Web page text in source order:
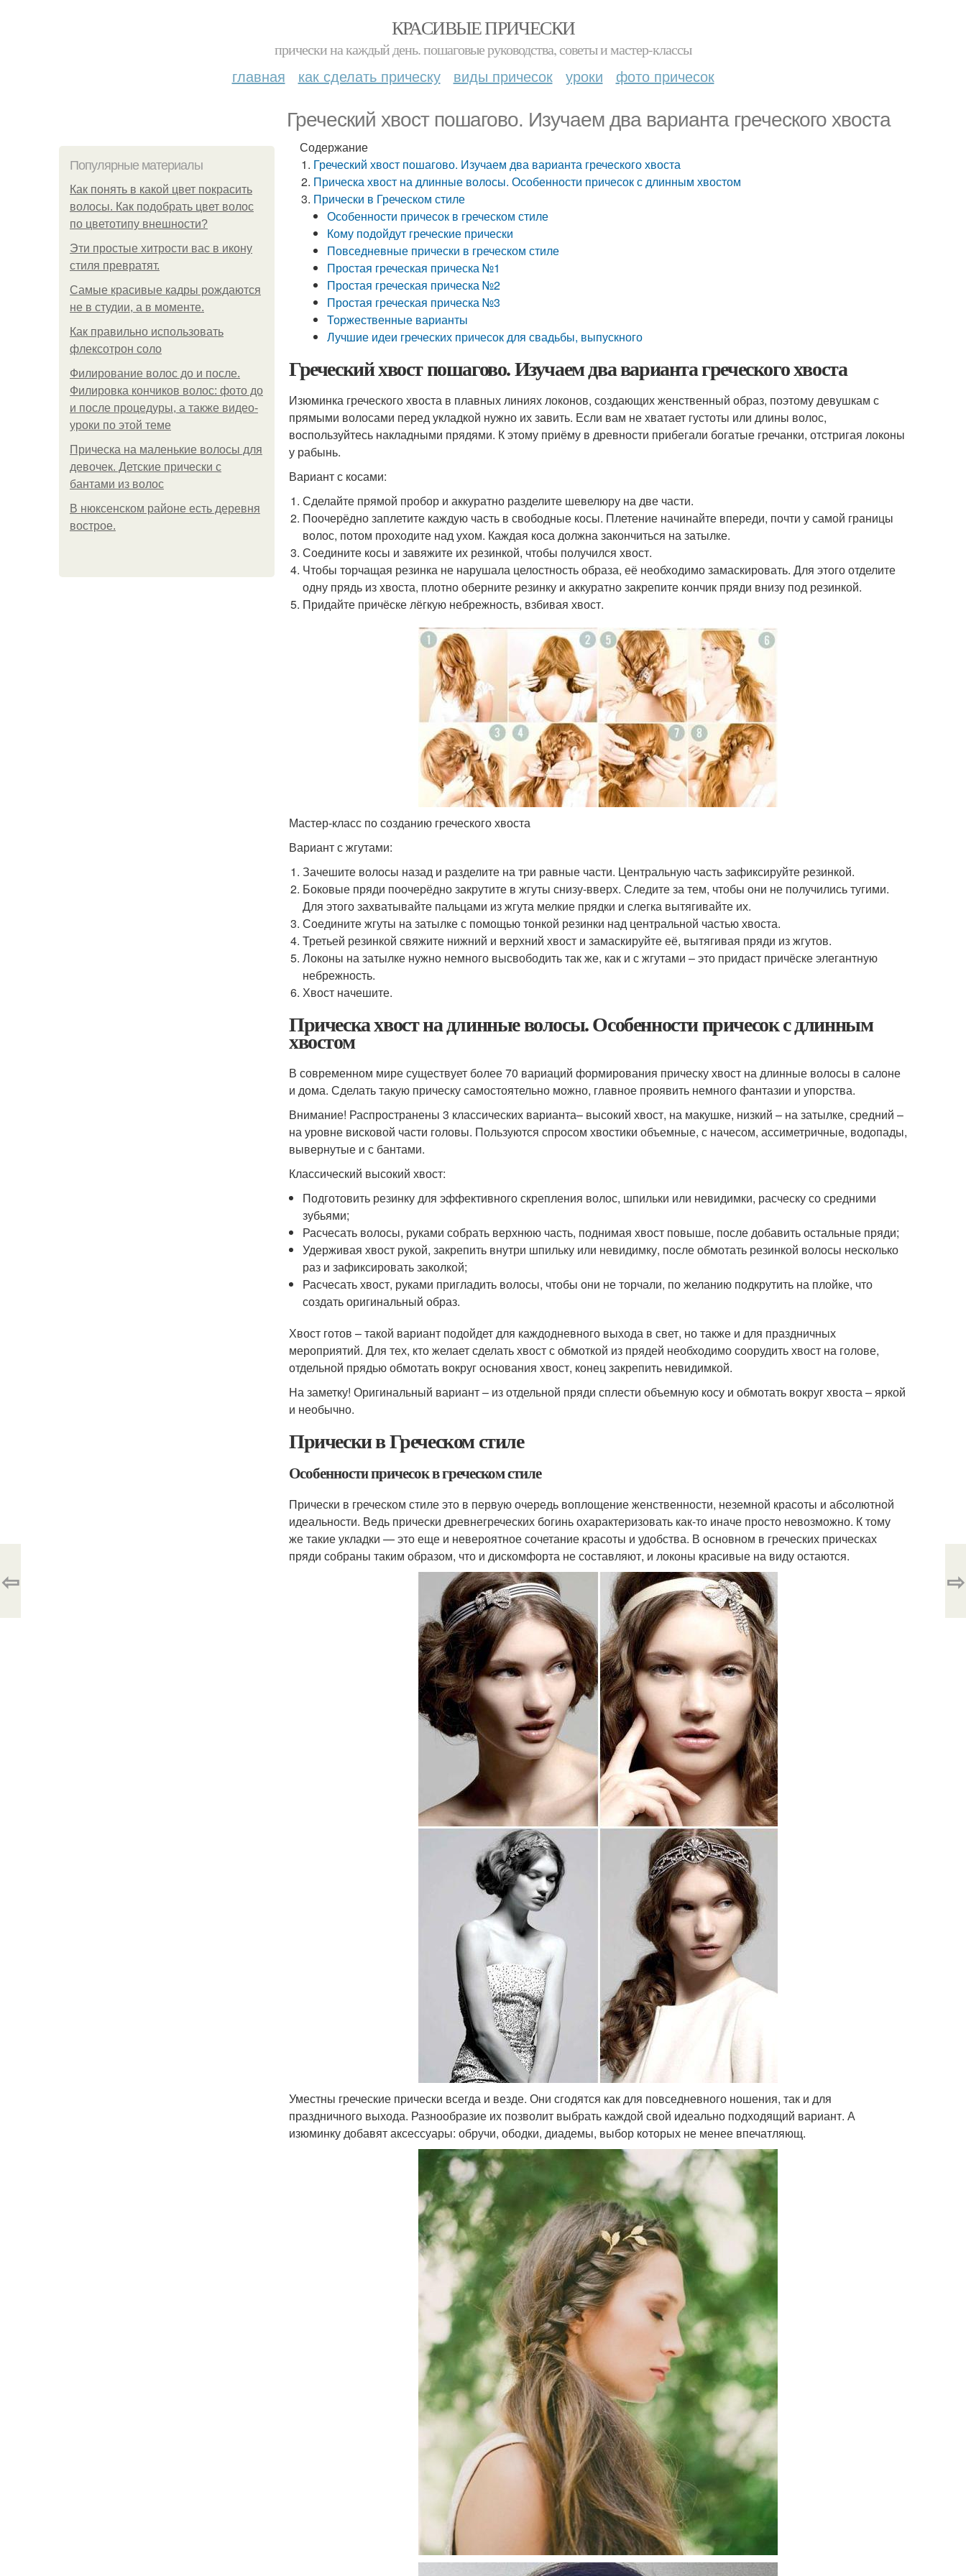
КРАСИВЫЕ ПРИЧЕСКИ
прически на каждый день. пошаговые руководства, советы и мастер-классы
главная как сделать прическу виды причесок уроки фото причесок
Греческий хвост пошагово. Изучаем два варианта греческого хвоста
Популярные материалы
Как понять в какой цвет покрасить
волосы. Как подобрать цвет волос
по цветотипу внешности?
Эти простые хитрости вас в икону
стиля превратят.
Самые красивые кадры рождаются
не в студии, а в моменте.
Как правильно использовать
флексотрон соло
Филирование волос до и после.
Филировка кончиков волос: фото до
и после процедуры, а также видео-
уроки по этой теме
Прическа на маленькие волосы для
девочек. Детские прически с
бантами из волос
В нюксенском районе есть деревня
вострое.
Содержание
Греческий хвост пошагово. Изучаем два варианта греческого хвоста
Прическа хвост на длинные волосы. Особенности причесок с длинным хвостом
Прически в Греческом стиле
Особенности причесок в греческом стиле
Кому подойдут греческие прически
Повседневные прически в греческом стиле
Простая греческая прическа №1
Простая греческая прическа №2
Простая греческая прическа №3
Торжественные варианты
Лучшие идеи греческих причесок для свадьбы, выпускного
Греческий хвост пошагово. Изучаем два варианта греческого хвоста
Изюминка греческого хвоста в плавных линиях локонов, создающих женственный образ, поэтому девушкам с
прямыми волосами перед укладкой нужно их завить. Если вам не хватает густоты или длины волос,
воспользуйтесь накладными прядями. К этому приёму в древности прибегали богатые гречанки, отстригая локоны
у рабынь.
Вариант с косами:
Сделайте прямой пробор и аккуратно разделите шевелюру на две части.
Поочерёдно заплетите каждую часть в свободные косы. Плетение начинайте впереди, почти у самой границы
волос, потом проходите над ухом. Каждая коса должна закончиться на затылке.
Соедините косы и завяжите их резинкой, чтобы получился хвост.
Чтобы торчащая резинка не нарушала целостность образа, её необходимо замаскировать. Для этого отделите
одну прядь из хвоста, плотно оберните резинку и аккуратно закрепите кончик пряди внизу под резинкой.
Придайте причёске лёгкую небрежность, взбивая хвост.
Мастер-класс по созданию греческого хвоста
Вариант с жгутами:
Зачешите волосы назад и разделите на три равные части. Центральную часть зафиксируйте резинкой.
Боковые пряди поочерёдно закрутите в жгуты снизу-вверх. Следите за тем, чтобы они не получились тугими.
Для этого захватывайте пальцами из жгута мелкие прядки и слегка вытягивайте их.
Соедините жгуты на затылке с помощью тонкой резинки над центральной частью хвоста.
Третьей резинкой свяжите нижний и верхний хвост и замаскируйте её, вытягивая пряди из жгутов.
Локоны на затылке нужно немного высвободить так же, как и с жгутами – это придаст причёске элегантную
небрежность.
Хвост начешите.
Прическа хвост на длинные волосы. Особенности причесок с длинным
хвостом
В современном мире существует более 70 вариаций формирования прическу хвост на длинные волосы в салоне
и дома. Сделать такую прическу самостоятельно можно, главное проявить немного фантазии и упорства.
Внимание! Распространены 3 классических варианта– высокий хвост, на макушке, низкий – на затылке, средний –
на уровне висковой части головы. Пользуются спросом хвостики объемные, с начесом, ассиметричные, водопады,
вывернутые и с бантами.
Классический высокий хвост:
Подготовить резинку для эффективного скрепления волос, шпильки или невидимки, расческу со средними
зубьями;
Расчесать волосы, руками собрать верхнюю часть, поднимая хвост повыше, после добавить остальные пряди;
Удерживая хвост рукой, закрепить внутри шпильку или невидимку, после обмотать резинкой волосы несколько
раз и зафиксировать заколкой;
Расчесать хвост, руками пригладить волосы, чтобы они не торчали, по желанию подкрутить на плойке, что
создать оригинальный образ.
Хвост готов – такой вариант подойдет для каждодневного выхода в свет, но также и для праздничных
мероприятий. Для тех, кто желает сделать хвост с обмоткой из прядей необходимо соорудить хвост на голове,
отдельной прядью обмотать вокруг основания хвост, конец закрепить невидимкой.
На заметку! Оригинальный вариант – из отдельной пряди сплести объемную косу и обмотать вокруг хвоста – яркой
и необычно.
Прически в Греческом стиле
Особенности причесок в греческом стиле
Прически в греческом стиле это в первую очередь воплощение женственности, неземной красоты и абсолютной
идеальности. Ведь прически древнегреческих богинь охарактеризовать как-то иначе просто невозможно. К тому
же такие укладки — это еще и невероятное сочетание красоты и удобства. В основном в греческих прическах
пряди собраны таким образом, что и дискомфорта не составляют, и локоны красивые на виду остаются.
Уместны греческие прически всегда и везде. Они сгодятся как для повседневного ношения, так и для
праздничного выхода. Разнообразие их позволит выбрать каждой свой идеально подходящий вариант. А
изюминку добавят аксессуары: обручи, ободки, диадемы, выбор которых не менее впечатляющ.
⇦ ⇨